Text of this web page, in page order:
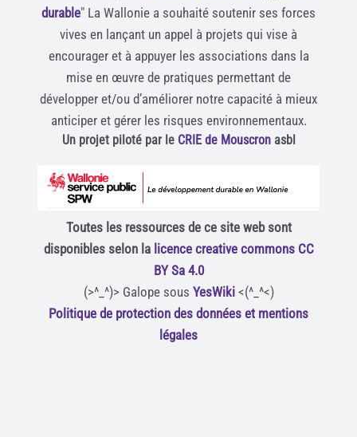
durable" La Wallonie a souhaité soutenir ses forces
vives en lançant un appel à projets qui vise à
encourager et à appuyer les associations dans la
mise en œuvre de pratiques permettant de
développer et/ou d’améliorer notre capacité à mieux
anticiper et gérer les risques environnementaux.
Un projet piloté par le CRIE de Mouscronasbl
Toutes les ressources de ce site web sont
disponibles selon la licence creative commons CC
BY Sa 4.0
(>^_^)> Galope sous YesWiki<(^_^<)
Politique de protection des données et mentions
légales